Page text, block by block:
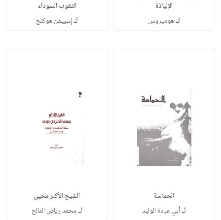
الإلياذة
لـ هوميروس
الثقوب السوداء
لـإسييفن هوكنج
الحماسة
لـأبي عبادة الوليد
الشيخ الأكبر محيي
لـ محمد رياض المالح